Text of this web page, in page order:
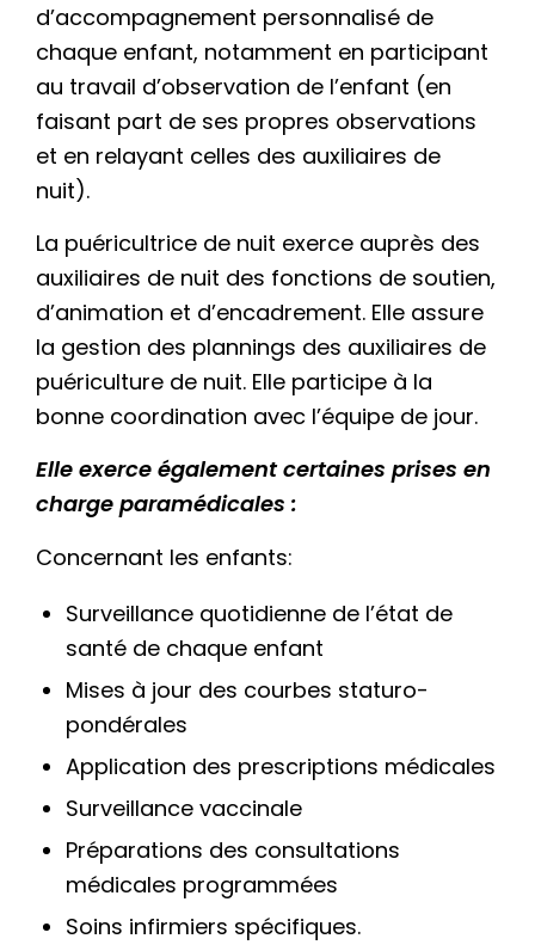
d’accompagnement personnalisé de
chaque enfant, notamment en participant
au travail d’observation de l’enfant (en
faisant part de ses propres observations
et en relayant celles des auxiliaires de
nuit).
La puéricultrice de nuit exerce auprès des
auxiliaires de nuit des fonctions de soutien,
d’animation et d’encadrement. Elle assure
la gestion des plannings des auxiliaires de
puériculture de nuit. Elle participe à la
bonne coordination avec l’équipe de jour.
Elle exerce également certaines prises en
charge paramédicales :
Concernant les enfants:
Surveillance quotidienne de l’état de
santé de chaque enfant
Mises à jour des courbes staturo-
pondérales
Application des prescriptions médicales
Surveillance vaccinale
Préparations des consultations
médicales programmées
Soins infirmiers spécifiques.